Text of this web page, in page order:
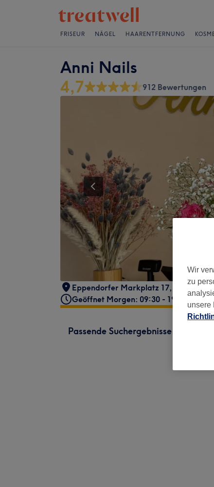
FRISEUR NÄGEL HAARENTFERNUNG
Anni Nails
4,7 912 Bewertungen
Eppendorfer Markplatz 17, Hamburg,
Geöffnet Morgen: 09:30 - 19:30
Passende Suchergebnisse
Wir
zu
unsere